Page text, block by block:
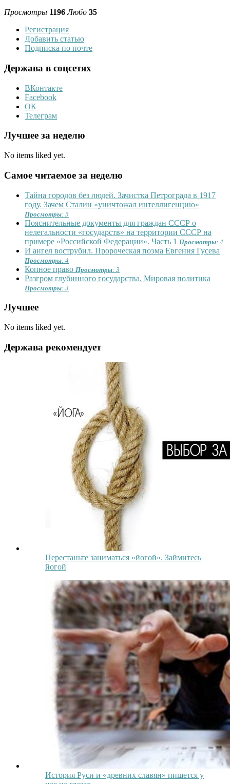
Просмотры 1196 Любо 35
Регистрация
Добавить статью
Подписка по почте
Держава в соцсетях
ВКонтакте
Facebook
ОК
Телеграм
Лучшее за неделю
No items liked yet.
Самое читаемое за неделю
Тайна городов без людей. Зачистка Петрограда в 1917
году. Зачем Сталин «уничтожал интеллигенцию»
Просмотры: 5
Пояснительные документы для граждан СССР о
нелегальности «государств» на территории СССР на
примере «Российской Федерации». Часть 1 Просмотры: 4
И ангел вострубил. Пророческая поэма Евгения Гусева
Просмотры: 4
Копное право Просмотры: 3
Разгром глубинного государства. Мировая политика
Просмотры: 3
Лучшее
No items liked yet.
Держава рекомендует
Перестаньте заниматься «йогой». Займитесь
йогой
История Руси и «древних славян» пишется у